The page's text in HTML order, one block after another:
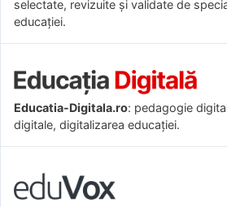
selectate, revizuite și validate de
educației.
Educatia-Digitala.ro: pedagogie
digitale, digitalizarea educației.